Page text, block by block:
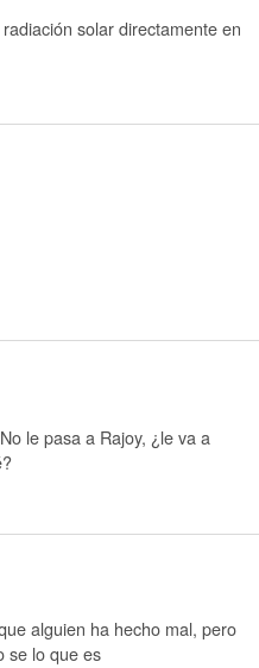
solar directamente en
le pasa a Rajoy, ¿le va a
alguien ha hecho mal, pero
se lo que es